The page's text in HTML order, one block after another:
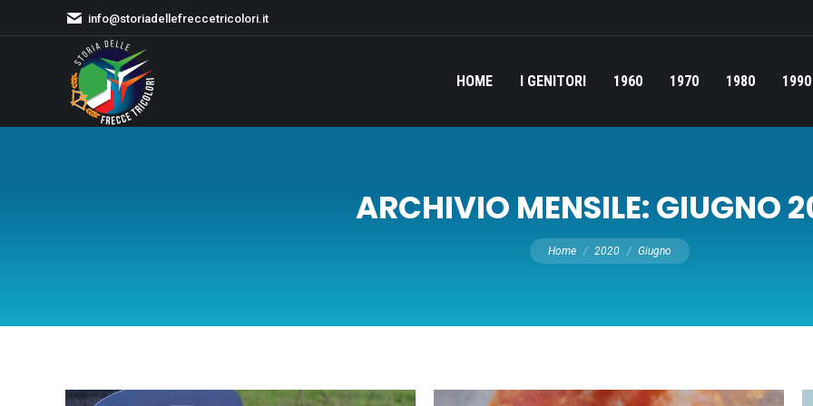
info@storiadellefreccetricolori.it
HOME I GENITORI 1960 1970 1980 1990
ARCHIVIO MENSILE:GIUGNO
Tu sei qui:
Home 2020 Giugno